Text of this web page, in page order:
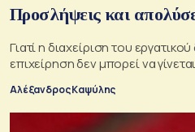
Προσλήψεις και
Γιατί η διαχείριση του
επιχείρηση δεν μπορεί να
Αλέξανδρος Καψύλης